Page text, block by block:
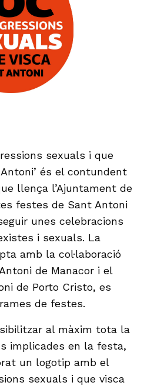
sexuals i que
és el contundent
llença l’Ajuntament de
festes de Sant Antoni
unes celebracions
i sexuals. La
amb la col·laboració
de Manacor i el
de Porto Cristo, es
de festes.
al màxim tota la
implicades en la festa,
un logotip amb el
sexuals i que visca